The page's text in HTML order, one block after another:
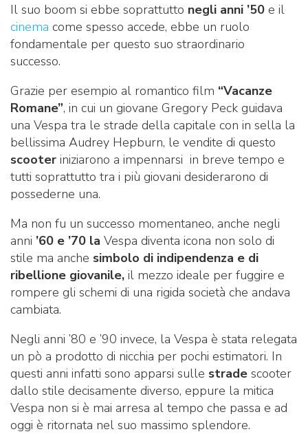
Il suo boom si ebbe soprattutto negli anni ’50 e il
cinema come spesso accede, ebbe un ruolo
fondamentale per questo suo straordinario
successo.
Grazie per esempio al romantico film “Vacanze
Romane”, in cui un giovane Gregory Peck guidava
una Vespa tra le strade della capitale con in sella la
bellissima Audrey Hepburn, le vendite di questo
scooter iniziarono a impennarsi in breve tempo e
tutti soprattutto tra i più giovani desiderarono di
possederne una.
Ma non fu un successo momentaneo, anche negli
anni ’60 e ’70 la Vespa diventa icona non solo di
stile ma anche simbolo di indipendenza e di
ribellione giovanile, il mezzo ideale per fuggire e
rompere gli schemi di una rigida società che andava
cambiata.
Negli anni ’80 e ’90 invece, la Vespa è stata relegata
un pò a prodotto di nicchia per pochi estimatori. In
questi anni infatti sono apparsi sulle strade scooter
dallo stile decisamente diverso, eppure la mitica
Vespa non si è mai arresa al tempo che passa e ad
oggi è ritornata nel suo massimo splendore.